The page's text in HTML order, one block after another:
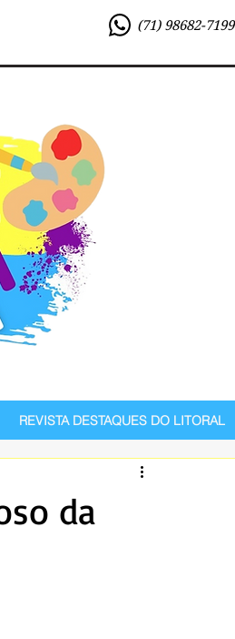
(71) 98682-7199
REVISTA DESTAQUES DO LITORAL
da